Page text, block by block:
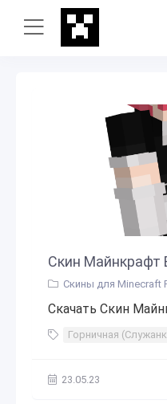
Скин Майнкрафт
Скины для Minecraft
Скачать Скин
Горничная
23.05.23